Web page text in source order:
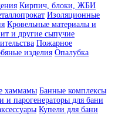
Кирпич, блоки, ЖБИ
Изоляционные
Кровельные материалы и
и другие сыпучие
Пожарное
изделия Опалубка
хаммамы Банные комплексы
и парогенераторы для бани
Купели для бани